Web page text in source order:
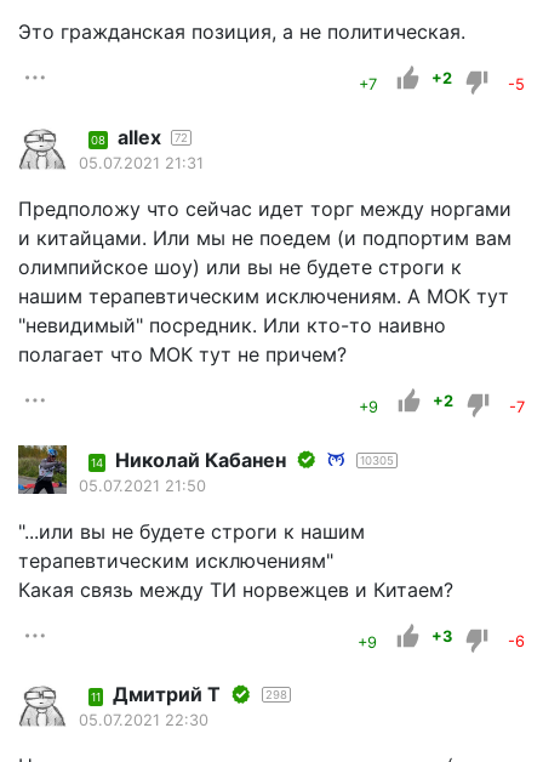
Это гражданская позиция, а не политическая.
+7 +2 -5
08 allex 72
05.07.2021 21:31
Предположу что сейчас идет торг между норгами
и китайцами. Или мы не поедем (и подпортим вам
олимпийское шоу) или вы не будете строги к
нашим терапевтическим исключениям. А МОК тут
"невидимый" посредник. Или кто-то наивно
полагает что МОК тут не причем?
+9 +2 -7
14 Николай Кабанен 10305
05.07.2021 21:50
"...или вы не будете строги к нашим
терапевтическим исключениям"
Какая связь между ТИ норвежцев и Китаем?
+9 +3 -6
11 Дмитрий Т 298
05.07.2021 22:30